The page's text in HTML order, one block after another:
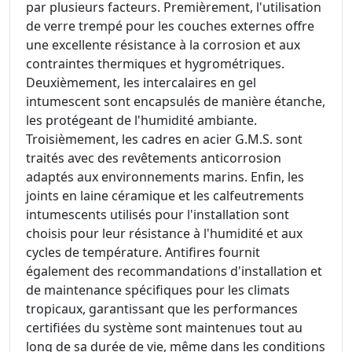
par plusieurs facteurs. Premièrement, l'utilisation
de verre trempé pour les couches externes offre
une excellente résistance à la corrosion et aux
contraintes thermiques et hygrométriques.
Deuxièmement, les intercalaires en gel
intumescent sont encapsulés de manière étanche,
les protégeant de l'humidité ambiante.
Troisièmement, les cadres en acier G.M.S. sont
traités avec des revêtements anticorrosion
adaptés aux environnements marins. Enfin, les
joints en laine céramique et les calfeutrements
intumescents utilisés pour l'installation sont
choisis pour leur résistance à l'humidité et aux
cycles de température. Antifires fournit
également des recommandations d'installation et
de maintenance spécifiques pour les climats
tropicaux, garantissant que les performances
certifiées du système sont maintenues tout au
long de sa durée de vie, même dans les conditions